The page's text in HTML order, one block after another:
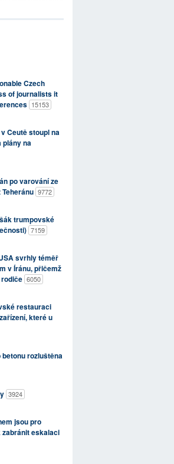
Czech
of journalists it
15153
Ceutě stoupl na
plány na
po varování ze
9772
trumpovské
7159
svrhly téměř
v Íránu, přičemž
6050
restauraci
které u
rozluštěna
3924
jsou pro
zabránit eskalaci